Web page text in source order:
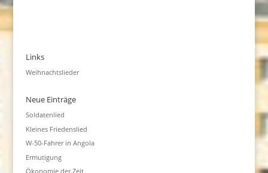
Links
Weihnachtslieder
Neue Einträge
Soldatenlied
Kleines Friedenslied
W-50-Fahrer in Angola
Ermutigung
Ökonomie der Zeit